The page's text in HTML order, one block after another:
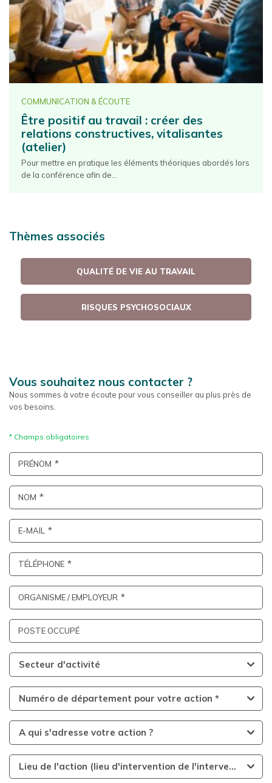
COMMUNICATION & ÉCOUTE
Être positif au travail : créer des
relations constructives, vitalisantes
(atelier)
Pour mettre en pratique les éléments théoriques abordés lors
de la conférence afin de...
Thèmes associés
QUALITÉ DE VIE AU TRAVAIL
RISQUES PSYCHOSOCIAUX
Vous souhaitez nous contacter ?
Nous sommes à votre écoute pour vous conseiller au plus près de
vos besoins.
PRÉNOM
NOM
E-MAIL
TÉLÉPHONE
ORGANISME / EMPLOYEUR
POSTE OCCUPÉ
Secteur d'activité
Numéro de département pour votre action *
A qui s'adresse votre action ?
Lieu de l'action (lieu d'intervention de l'intervenant)